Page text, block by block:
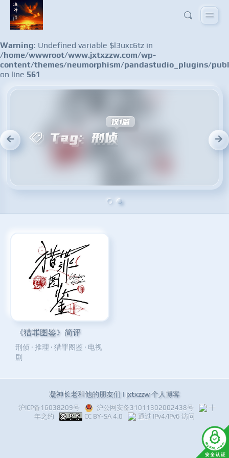
Warning: Undefined variable $l3uxc6tz in
/home/wwwroot/www.jxtxzzw.com/wp-
content/themes/neumorphism/pandastudio_plugins/
on line 561
《猎罪图鉴》简评
刑侦 · 推理 · 猎罪图鉴 · 电视
剧
凝神长老和他的朋友们 | jxtxzzw 个人博客
沪ICP备16038209号 沪公网安备31011302002438号
十
年之约
CC BY-SA 4.0 通过 IPv4/IPv6 访问